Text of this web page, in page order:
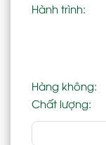
Hành trình:
Hàng không:
Chất lượng: